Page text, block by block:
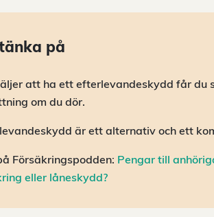
på
att ha ett efterlevandeskydd får du
om du dör.
är ett alternativ och ett
Försäkringspodden: Pengar till
eller låneskydd?